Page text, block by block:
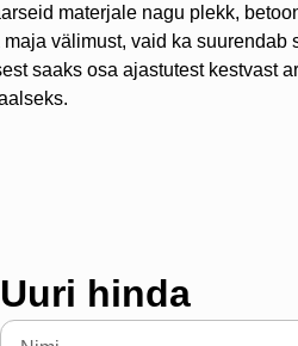
materjale nagu plekk,
välimust, vaid ka
saaks osa ajastutest kestvast
Uuri hinda